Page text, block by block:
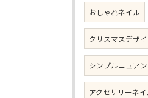
おしゃれネイル
クリスマスデザ
シンプルニュア
アクセサリーネイ